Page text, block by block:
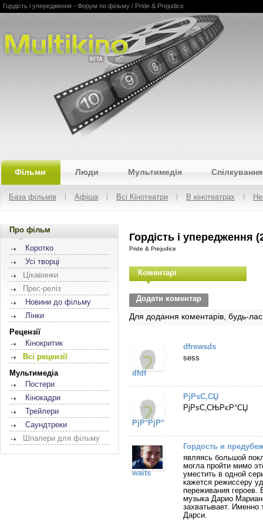
Multikino
Гордість і упередження - Форум по фільму / Pride & Prejudice
Фільми Люди Мультимедія Спілкування
База фільмів Афіша Всі Кінотеатри В кінотеатрах
Про фільм
Коротко
Усі творці
Цікавинки
Прес-реліз
Новини до фільму
Лінки
Рецензії
Кінокритик
Всі рецензії
Мультимедіа
Постери
Кінокадри
Трейлери
Саундтреки
Шпалери для фільму
Гордість і упередження
Pride & Prejudice
Коментарі
Додати коментар
Для додання коментарів, будь-
dfdf
dfrewsds
sess
РјР°РјР°
РјРѕС‚СЏ
РјРѕС‚СЊРєР°СЏ
waits
Гордость и
являясь большой
могла пройти мимо
уместить в одной
кажется режиссеру
переживания героев.
музыка Дарио
захватывает. Именно
Дарси.